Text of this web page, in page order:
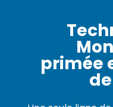
primée